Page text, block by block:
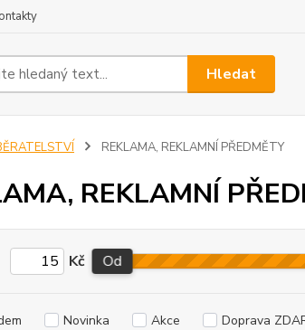
Hledat
REKLAMA, REKLAMNÍ PŘEDMĚTY
REKLAMNÍ
Kč Od
Novinka Akce Doprava